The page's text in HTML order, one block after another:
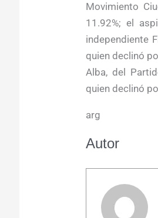
Movimiento
11.92%; el
independiente
quien declinó
Alba, del
quien declinó
arg
Autor